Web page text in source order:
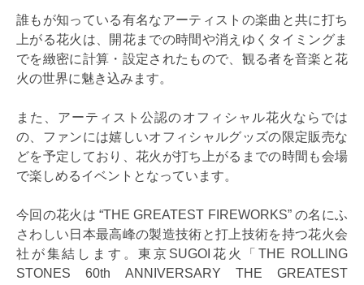
誰もが知っている有名なアーティストの楽曲と共に打ち
上がる花火は、開花までの時間や消えゆくタイミングま
でを緻密に計算・設定されたもので、観る者を音楽と花
火の世界に魅き込みます。
また、アーティスト公認のオフィシャル花火ならでは
の、ファンには嬉しいオフィシャルグッズの限定販売な
どを予定しており、花火が打ち上がるまでの時間も会場
で楽しめるイベントとなっています。
今回の花火は “THE GREATEST FIREWORKS” の名にふ
さわしい日本最高峰の製造技術と打上技術を持つ花火会
社が集結します。東京SUGOI花火「THE ROLLING
STONES 60th ANNIVERSARY THE GREATEST